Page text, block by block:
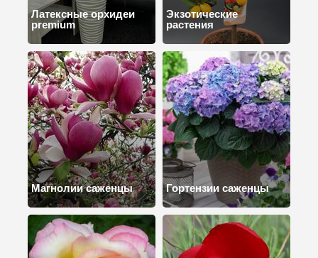
Латексные орхидеи
premium
Экзотические
растения
Магнолии саженцы Гортензии саженцы